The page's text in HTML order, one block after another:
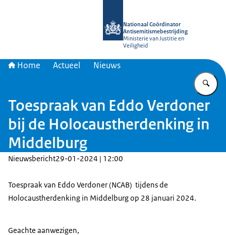
Nationaal Coördinator
Antisemitismebestrijding
Ministerie van Justitie en
Veiligheid
Home Actueel Nieuws
Toespraak van Eddo Verdoner
bij de Holocaustherdenking in
Middelburg
Nieuwsbericht29-01-2024 | 12:00
Toespraak van Eddo Verdoner (NCAB) tijdens de
Holocaustherdenking in Middelburg op 28 januari 2024.
Geachte aanwezigen,